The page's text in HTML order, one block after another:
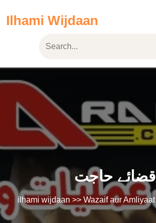
Ilhami Wijdaan
قضائے حاجت
ilhami wijdaan >> Wazaif aur Amliyaat